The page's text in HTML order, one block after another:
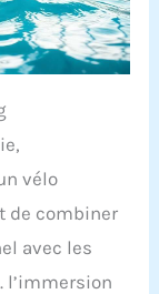
vélo
de combiner
avec les
l’immersion